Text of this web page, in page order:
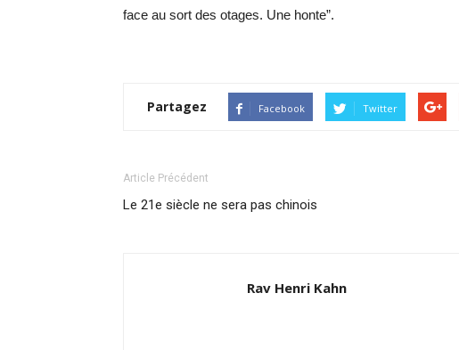
face au sort des otages. Une honte”.
Partagez Facebook Twitter
Article Précédent
Le 21e siècle ne sera pas chinois
Rav Henri Kahn